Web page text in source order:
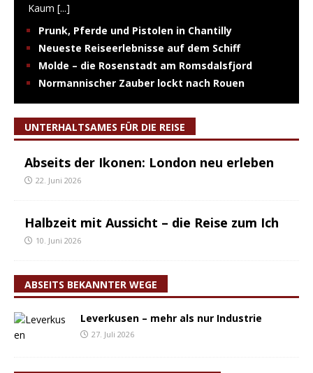
Kaum [...]
Prunk, Pferde und Pistolen in Chantilly
Neueste Reiseerlebnisse auf dem Schiff
Molde – die Rosenstadt am Romsdalsfjord
Normannischer Zauber lockt nach Rouen
UNTERHALTSAMES FÜR DIE REISE
Abseits der Ikonen: London neu erleben
22. Juni 2026
Halbzeit mit Aussicht – die Reise zum Ich
10. Juni 2026
ABSEITS BEKANNTER WEGE
Leverkusen – mehr als nur Industrie
27. Juli 2026